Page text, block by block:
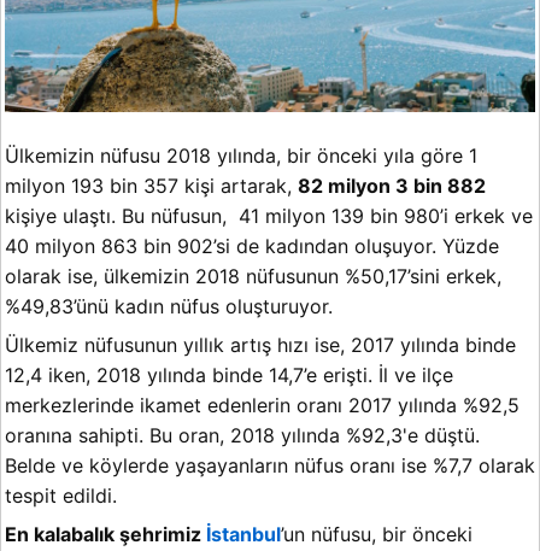
Ülkemizin nüfusu 2018 yılında, bir önceki yıla göre 1
milyon 193 bin 357 kişi artarak, 82 milyon 3 bin 882
kişiye ulaştı. Bu nüfusun, 41 milyon 139 bin 980’i erkek ve
40 milyon 863 bin 902’si de kadından oluşuyor. Yüzde
olarak ise, ülkemizin 2018 nüfusunun %50,17’sini erkek,
%49,83’ünü kadın nüfus oluşturuyor.
Ülkemiz nüfusunun yıllık artış hızı ise, 2017 yılında binde
12,4 iken, 2018 yılında binde 14,7’e erişti. İl ve ilçe
merkezlerinde ikamet edenlerin oranı 2017 yılında %92,5
oranına sahipti. Bu oran, 2018 yılında %92,3'e düştü.
Belde ve köylerde yaşayanların nüfus oranı ise %7,7 olarak
tespit edildi.
En kalabalık şehrimiz İstanbul’un nüfusu, bir önceki